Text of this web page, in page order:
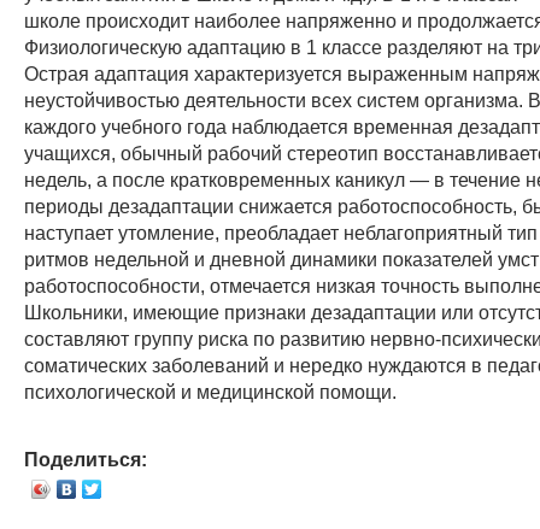
школе происходит наиболее напряженно и
Физиологическую адаптацию в 1 классе разделяют на
Острая адаптация характеризуется выраженным
неустойчивостью деятельности всех систем организма.
каждого учебного года наблюдается временная
учащихся, обычный рабочий стереотип
недель, а после кратковременных каникул — в течение
периоды дезадаптации снижается работоспособность,
наступает утомление, преобладает неблагоприятный
ритмов недельной и дневной динамики показателей
работоспособности, отмечается низкая точность
Школьники, имеющие признаки дезадаптации или
составляют группу риска по развитию нервно-
соматических заболеваний и нередко нуждаются в
психологической и медицинской помощи.
Поделиться: